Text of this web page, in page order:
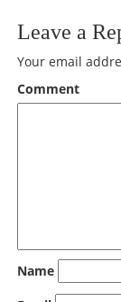
Leave a
Your email
Comment
Name